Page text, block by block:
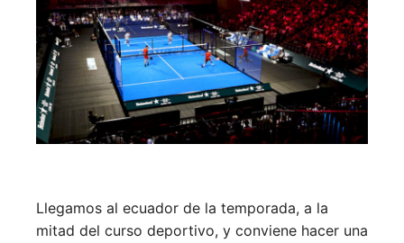
Llegamos al ecuador de la temporada, a la
mitad del curso deportivo, y conviene hacer una